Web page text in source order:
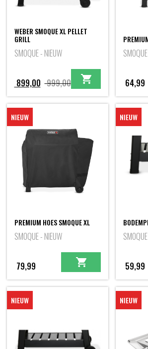
WEBER SMOQUE XL PELLET
GRILL
SMOQUE - NIEUW
999,00Oorspronkelijke
prijs
was:
899,00
Huidige
prijs
is:
64,99
NIEUW
PREMIUM HOES SMOQUE XL
SMOQUE - NIEUW
79,99
NIEUW
59,99
NIEUW NIEUW